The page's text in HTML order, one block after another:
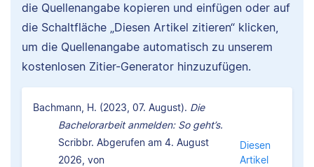
die Quellenangabe kopieren und einfügen oder auf
die Schaltfläche „Diesen Artikel zitieren“ klicken,
um die Quellenangabe automatisch zu unserem
kostenlosen Zitier-Generator hinzuzufügen.
Bachmann, H. (2023, 07. August). Die
Bachelorarbeit anmelden: So geht’s.
Scribbr. Abgerufen am 4. August
2026, von
Diesen
Artikel